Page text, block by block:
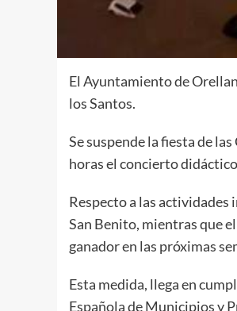
El Ayuntamiento de
los Santos.
Se suspende la fiesta de
horas el concierto
Respecto a las actividades
San Benito, mientras que
ganador en las próximas
Esta medida, llega en
Española de Municipios y